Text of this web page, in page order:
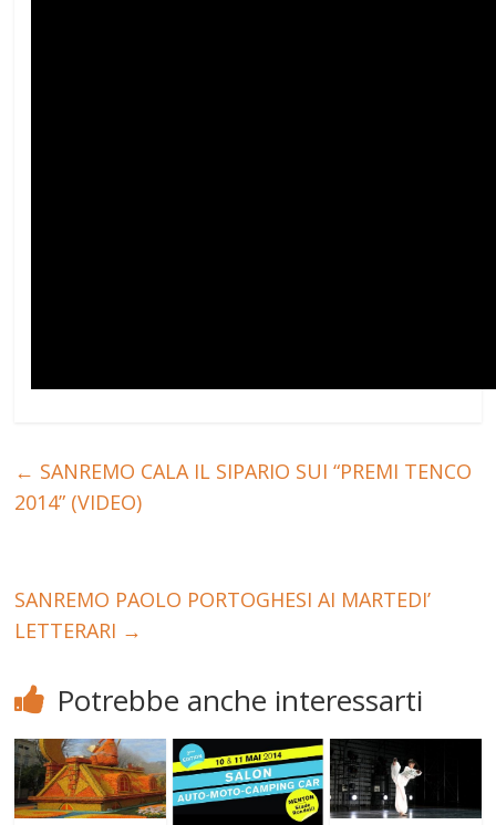
← SANREMO CALA IL SIPARIO SUI “PREMI TENCO
2014” (VIDEO)
SANREMO PAOLO PORTOGHESI AI MARTEDI’
LETTERARI →
Potrebbe anche interessarti